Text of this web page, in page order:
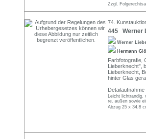
Zzgl.
74.
445 Werner
Werner
Hermann
Farbfotografie,
Lieberknecht",
Lieberknecht,
hinter Glas
Leicht
re. außen sowie
Abzug 25 x 34,8